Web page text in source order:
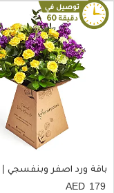
باقة ورد اصفر وبنفسجي |
179